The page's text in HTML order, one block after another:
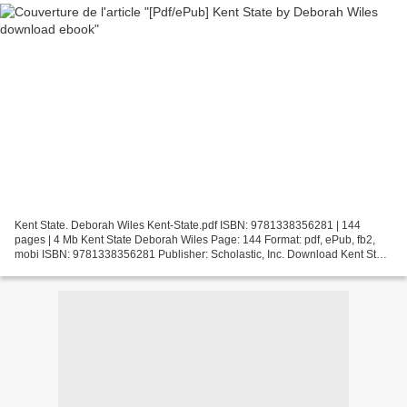
Kent State. Deborah Wiles Kent-State.pdf ISBN: 9781338356281 | 144
pages | 4 Mb Kent State Deborah Wiles Page: 144 Format: pdf, ePub, fb2,
mobi ISBN: 9781338356281 Publisher: Scholastic, Inc. Download Kent State